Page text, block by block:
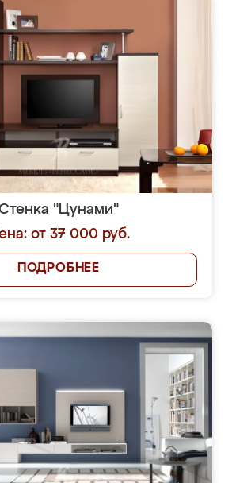
"Цунами"
от 37 000 руб.
ПОДРОБНЕЕ